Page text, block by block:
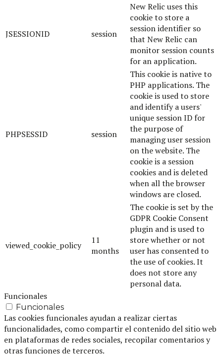
JSESSIONID session
New Relic uses this
cookie to store a
session identifier so
that New Relic can
monitor session counts
for an application.
PHPSESSID session
This cookie is native to
PHP applications. The
cookie is used to store
and identify a users'
unique session ID for
the purpose of
managing user session
on the website. The
cookie is a session
cookies and is deleted
when all the browser
windows are closed.
viewed_cookie_policy
11
months
The cookie is set by the
GDPR Cookie Consent
plugin and is used to
store whether or not
user has consented to
the use of cookies. It
does not store any
personal data.
Funcionales
Funcionales
Las cookies funcionales ayudan a realizar ciertas
funcionalidades, como compartir el contenido del sitio web
en plataformas de redes sociales, recopilar comentarios y
otras funciones de terceros.